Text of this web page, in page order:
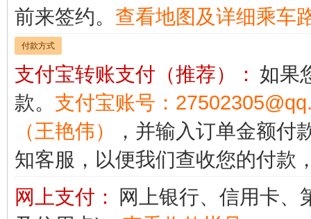
前来签约。 查看地图及详细乘车
付款方式
支付宝转账支付（推荐）： 如果
款。 支付宝账号：
（王艳伟）
，并输入订单金额付
知客服，以便我们查收您的付款
网上支付： 网上银行、信用卡、